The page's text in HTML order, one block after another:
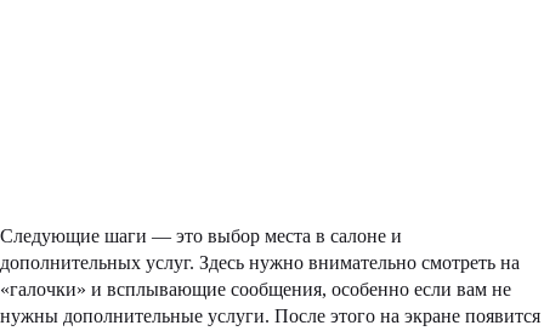
Следующие шаги — это выбор места в салоне и
дополнительных услуг. Здесь нужно внимательно смотреть на
«галочки» и всплывающие сообщения, особенно если вам не
нужны дополнительные услуги. После этого на экране появится